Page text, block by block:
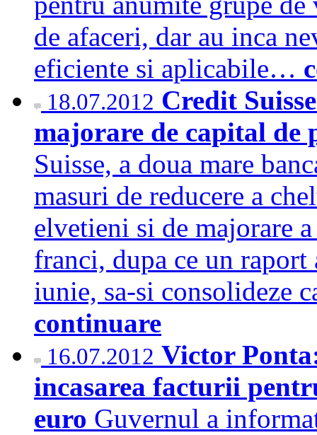
de afaceri, dar au inca
eficiente si aplicabile…
18.07.2012 Credit
majorare de capital de
Suisse, a doua mare
masuri de reducere a
elvetieni si de majorare
franci, dupa ce un
iunie, sa-si consolideze
continuare
16.07.2012 Victor
incasarea facturii
euro Guvernul a